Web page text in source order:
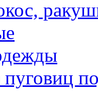
пуговиц